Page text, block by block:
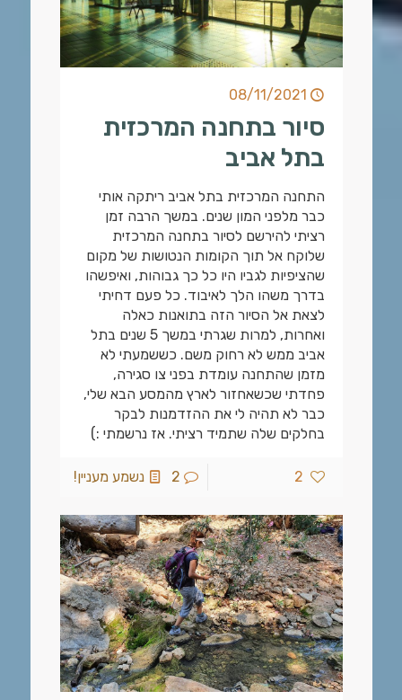
08/11/2021
סיור בתחנה המרכזית
בתל אביב
התחנה המרכזית בתל אביב ריתקה אותי
כבר מלפני המון שנים. במשך הרבה זמן
רציתי להירשם לסיור בתחנה המרכזית
שלוקח אל תוך הקומות הנטושות של מקום
שהציפיות לגביו היו כל כך גבוהות, ואיפשהו
בדרך משהו הלך לאיבוד. כל פעם דחיתי
לצאת אל הסיור הזה בתואנות כאלה
ואחרות, למרות שגרתי במשך 5 שנים בתל
אביב ממש לא רחוק משם. כששמעתי לא
מזמן שהתחנה עומדת בפני צו סגירה,
פחדתי שכשאחזור לארץ מהמסע הבא שלי,
כבר לא תהיה לי את ההזדמנות לבקר
בחלקים שלה שתמיד רציתי. אז נרשמתי :)
2
2 נשמע מעניין!